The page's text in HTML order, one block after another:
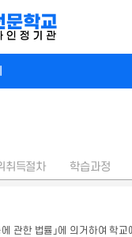
취득절차 학습과정
관한 법률」에 의거하여 학